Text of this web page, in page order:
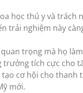
học thú y và trách
nghiệm này
trọng mà họ
tích cực cho
cơ hội cho thanh
mới.